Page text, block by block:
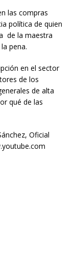
las compras
política de quien
de la maestra
pena.
en el sector
de los
de alta
qué de las
Oficial